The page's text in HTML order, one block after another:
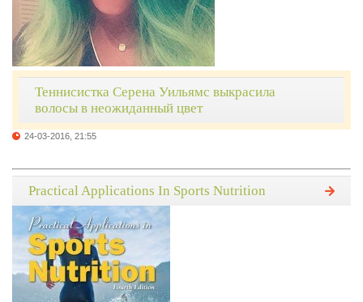
Теннисистка Серена Уильямс выкрасила
волосы в неожиданный цвет
24-03-2016, 21:55
Practical Applications In Sports Nutrition